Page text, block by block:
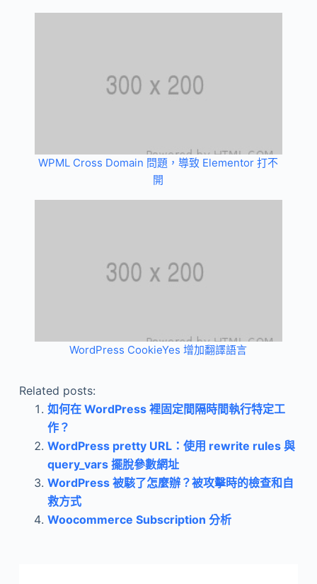
WPML Cross Domain 問題，導致 Elementor 打不
開
WordPress CookieYes 增加翻譯語言
Related posts:
如何在 WordPress 裡固定間隔時間執行特定工
作？
WordPress pretty URL：使用 rewrite rules 與
query_vars 擺脫參數網址
WordPress 被駭了怎麼辦？被攻擊時的檢查和自
救方式
Woocommerce Subscription 分析